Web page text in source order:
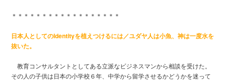
＊＊＊＊＊＊＊＊＊＊＊＊＊＊＊＊＊＊
日本人としてのIdentityを植えつけるには／ユダヤ人は小魚、神は一度水を
抜いた。
教育コンサルタントとしてある立派なビジネスマンから相談を受けた。
その人の子供は日本の小学校６年、中学から留学させるかどうかを迷って